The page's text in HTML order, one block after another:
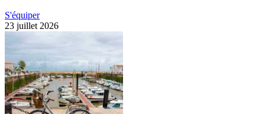
S'équiper
23 juillet 2026